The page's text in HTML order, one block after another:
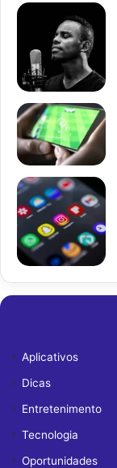
Aplicativos
Dicas
Entretenimento
Tecnologia
Oportunidades